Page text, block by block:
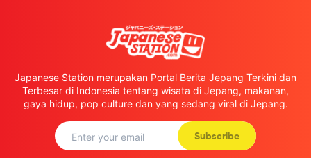
Japanese Station merupakan Portal Berita Jepang Terkini dan
Terbesar di Indonesia tentang wisata di Jepang, makanan,
gaya hidup, pop culture dan yang sedang viral di Jepang.
Subscribe